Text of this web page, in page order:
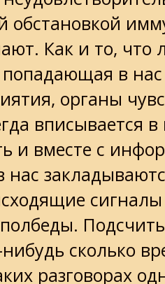
обстановкой
Как и то, что
в нас
органы
вписывается
и вместе с
нас
сколько
разговорах